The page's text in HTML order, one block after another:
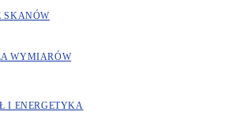
SKANÓW
WYMIARÓW
I ENERGETYKA